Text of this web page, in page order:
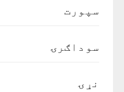
سپورت
سوداګرۍ
نړۍ